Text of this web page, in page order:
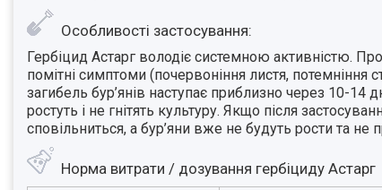
Особливості застосування:
Гербіцид Астарг володіє системною активністю.
помітні симптоми (почервоніння листя,
загибель бур’янів наступає приблизно через 10-14
ростуть і не гнітять культуру. Якщо після
сповільниться, а бур’яни вже не будуть рости та не
Норма витрати / дозування гербіциду Астарг